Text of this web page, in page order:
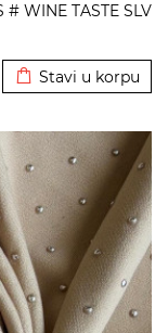
# WINE TASTE SLV
Stavi u korpu